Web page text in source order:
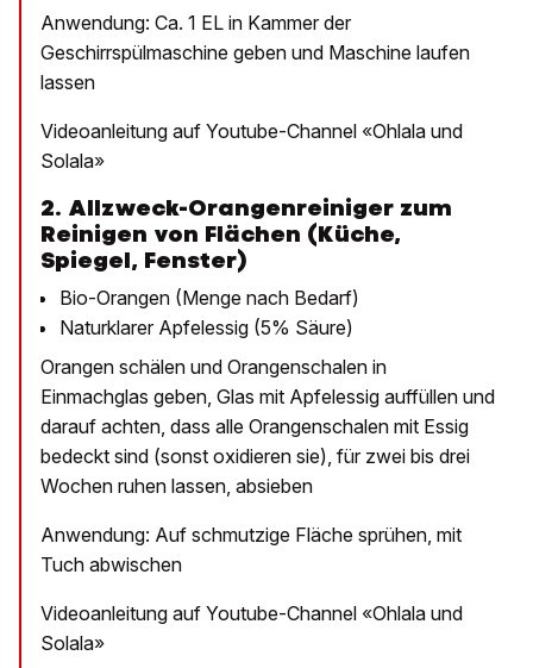
Anwendung: Ca. 1 EL in Kammer der
Geschirrspülmaschine geben und Maschine laufen
lassen
Videoanleitung auf Youtube-Channel «Ohlala und
Solala»
2. Allzweck-Orangenreiniger zum
Reinigen von Flächen (Küche,
Spiegel, Fenster)
Bio-Orangen (Menge nach Bedarf)
Naturklarer Apfelessig (5% Säure)
Orangen schälen und Orangenschalen in
Einmachglas geben, Glas mit Apfelessig auffüllen und
darauf achten, dass alle Orangenschalen mit Essig
bedeckt sind (sonst oxidieren sie), für zwei bis drei
Wochen ruhen lassen, absieben
Anwendung: Auf schmutzige Fläche sprühen, mit
Tuch abwischen
Videoanleitung auf Youtube-Channel «Ohlala und
Solala»